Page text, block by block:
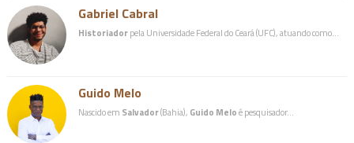
Gabriel Cabral
Historiadorpela Universidade Federal do Ceará (UFC), atuando como…
Guido Melo
Nascido em Salvador(Bahia), Guido Meloé pesquisador…